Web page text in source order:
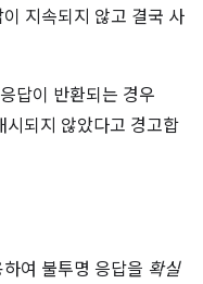
지속되지 않고 결국 사
답이 반환되는 경우
시되지 않았다고 경고합
여 불투명 응답을 확실